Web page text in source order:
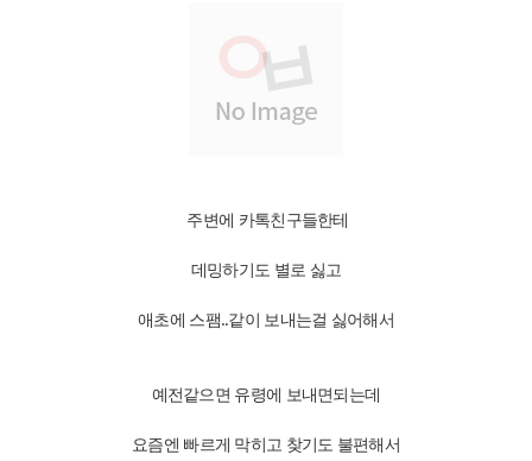
주변에 카톡친구들한테
데밍하기도 별로 싫고
애초에 스팸..같이 보내는걸 싫어해서
예전같으면 유령에 보내면되는데
요즘엔 빠르게 막히고 찾기도 불편해서